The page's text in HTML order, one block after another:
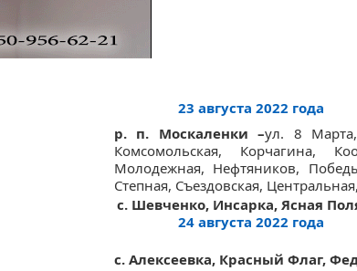
23 августа 2022 года
р. п. Москаленки –ул. 8
Комсомольская, Корчагина,
Молодежная, Нефтяников,
Степная, Съездовская,
с. Шевченко, Инсарка, Ясная
24 августа 2022 года
с. Алексеевка, Красный Флаг,